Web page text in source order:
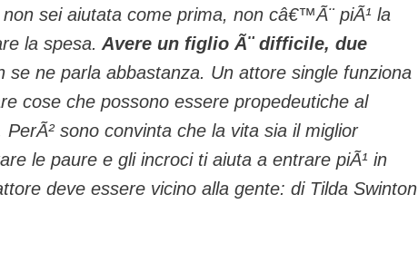
sei aiutata come prima, non câ€™Ã¨ piÃ¹ la
la spesa. Avere un figlio Ã¨ difficile, due
se ne parla abbastanza. Un attore single funziona
cose che possono essere propedeutiche al
sono convinta che la vita sia il miglior
le paure e gli incroci ti aiuta a entrare piÃ¹ in
deve essere vicino alla gente: di Tilda Swinton